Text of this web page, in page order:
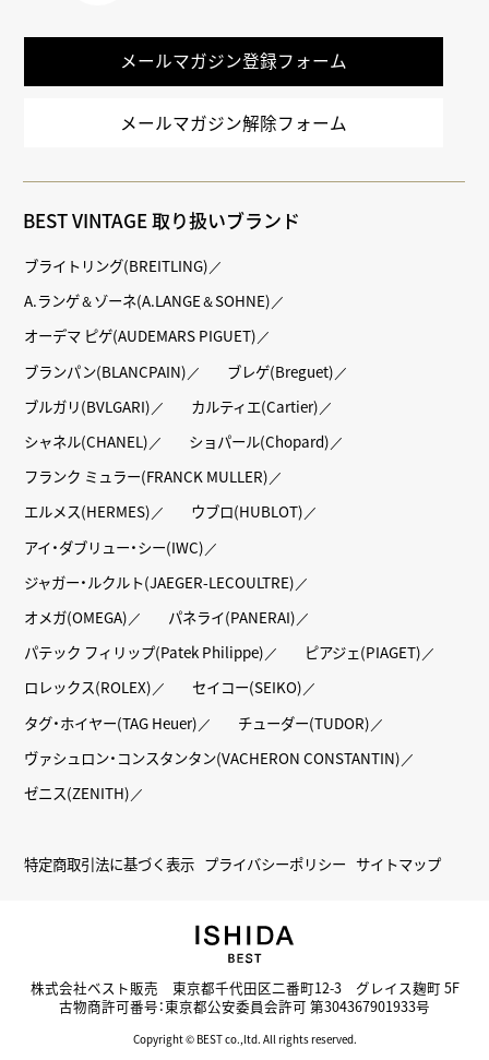
メールマガジン登録フォーム
メールマガジン解除フォーム
BEST VINTAGE 取り扱いブランド
ブライトリング(BREITLING)
A.ランゲ＆ゾーネ(A.LANGE＆SOHNE)
オーデマ ピゲ(AUDEMARS PIGUET)
ブランパン(BLANCPAIN)
ブレゲ(Breguet)
ブルガリ(BVLGARI)
カルティエ(Cartier)
シャネル(CHANEL)
ショパール(Chopard)
フランク ミュラー(FRANCK MULLER)
エルメス(HERMES)
ウブロ(HUBLOT)
アイ・ダブリュー・シー(IWC)
ジャガー・ルクルト(JAEGER-LECOULTRE)
オメガ(OMEGA)
パネライ(PANERAI)
パテック フィリップ(Patek Philippe)
ピアジェ(PIAGET)
ロレックス(ROLEX)
セイコー(SEIKO)
タグ・ホイヤー(TAG Heuer)
チューダー(TUDOR)
ヴァシュロン・コンスタンタン(VACHERON CONSTANTIN)
ゼニス(ZENITH)
特定商取引法に基づく表示 プライバシーポリシー サイトマップ
株式会社ベスト販売 東京都千代田区二番町12-3 グレイス麹町 5F
古物商許可番号：東京都公安委員会許可 第304367901933号
Copyright © BEST co.,ltd. All rights reserved.